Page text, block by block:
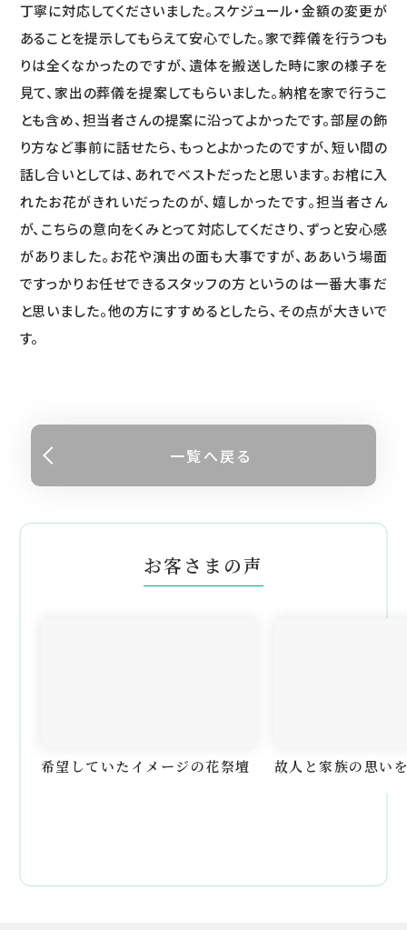
丁寧に対応してくださいました。スケジュール・金額の変更が
あることを提示してもらえて安心でした。家で葬儀を行うつも
りは全くなかったのですが、遺体を搬送した時に家の様子を
見て、家出の葬儀を提案してもらいました。納棺を家で行うこ
とも含め、担当者さんの提案に沿ってよかったです。部屋の飾
り方など事前に話せたら、もっとよかったのですが、短い間の
話し合いとしては、あれでベストだったと思います。お棺に入
れたお花がきれいだったのが、嬉しかったです。担当者さん
が、こちらの意向をくみとって対応してくださり、ずっと安心感
がありました。お花や演出の面も大事ですが、ああいう場面
ですっかりお任せできるスタッフの方というのは一番大事だ
と思いました。他の方にすすめるとしたら、その点が大きいで
す。
一覧へ戻る
お客さまの声
希望していたイメージの花祭壇 故人と家族の思い